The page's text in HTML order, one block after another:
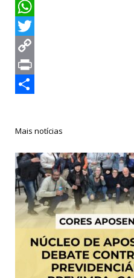
Facebook
WhatsApp
Twitter
Copy
Link
Print
Mais notícias